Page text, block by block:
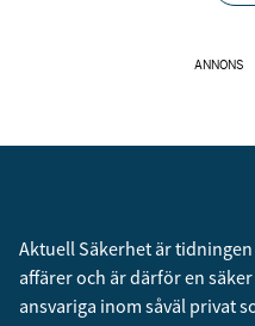
ANNONS
Aktuell Säkerhet är
affärer och är därför en
ansvariga inom såväl privat